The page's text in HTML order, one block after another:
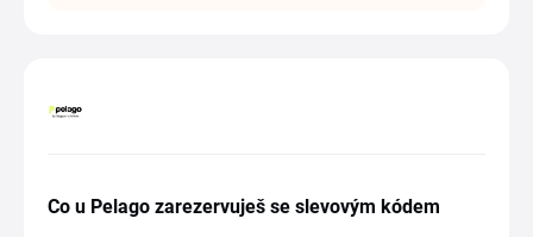
Co u Pelago zarezervuješ se slevovým kódem